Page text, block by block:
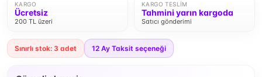
KARGO
Ücretsiz
200 TL üzeri
KARGO TESLIM
Tahmini yarın kargoda
Satıcı gönderimi
Sınırlı stok: 3 adet 12 Ay Taksit seçeneği